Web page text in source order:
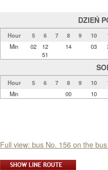
DZIEŃ
Hour 5 6 7 8 9 10
Min
02
12
51
14 03
Hour 5 6 7 8 9 10
Min
00 10
Full view: bus No. 156 on the